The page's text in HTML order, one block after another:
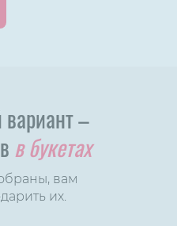
–
в букетах
вам
их.